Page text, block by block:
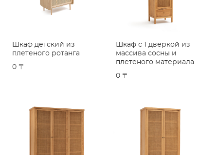
Шкаф детский из
плетеного ротанга
0 〒
Шкаф с 1 дверкой из
массива сосны и
плетеного материала
0 〒